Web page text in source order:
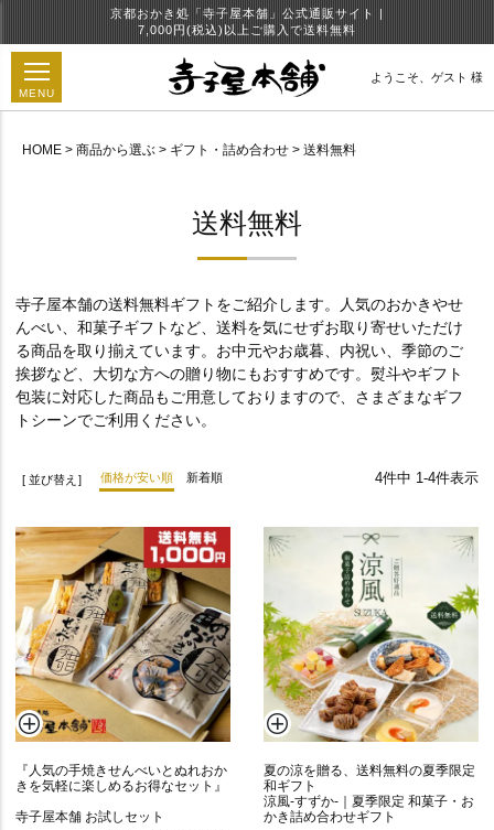
京都おかき処「寺子屋本舗」公式通販サイト |
7,000円(税込)以上ご購入で送料無料
MENU
ようこそ、 ゲスト 様
HOME 商品から選ぶ ギフト・詰め合わせ 送料無料
送料無料
寺子屋本舗の送料無料ギフトをご紹介します。人気のおかきやせ
んべい、和菓子ギフトなど、送料を気にせずお取り寄せいただけ
る商品を取り揃えています。お中元やお歳暮、内祝い、季節のご
挨拶など、大切な方への贈り物にもおすすめです。熨斗やギフト
包装に対応した商品もご用意しておりますので、さまざまなギフ
トシーンでご利用ください。
並び替え 価格が安い順 新着順 4件中 1-4件表示
『人気の手焼きせんべいとぬれおか
きを気軽に楽しめるお得なセット』
寺子屋本舗 お試しセット
夏の涼を贈る、送料無料の夏季限定
和ギフト
涼風-すずか-｜夏季限定 和菓子・お
かき詰め合わせギフト